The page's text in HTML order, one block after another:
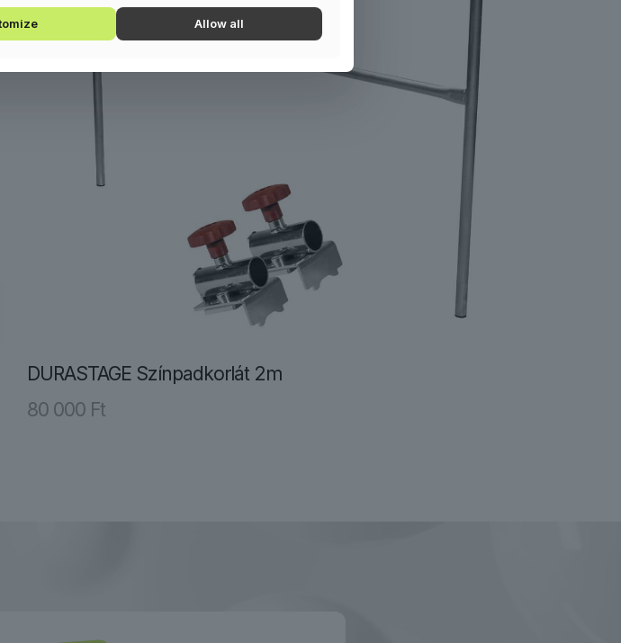
DURASTAGE Színpadkorlát 2m
80 000 Ft
Allow all